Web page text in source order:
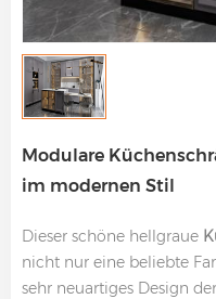
Modulare
im modernen Stil
Dieser schöne hellgraue
nicht nur eine beliebte
sehr neuartiges Design